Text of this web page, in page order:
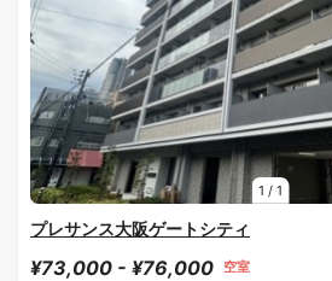
1 / 1
プレサンス大阪ゲートシティ
¥73,000 - ¥76,000 空室